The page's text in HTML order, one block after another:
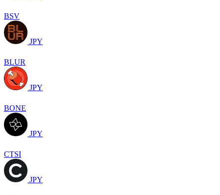
BSV
JPY
BLUR
JPY
BONE
JPY
CTSI
JPY